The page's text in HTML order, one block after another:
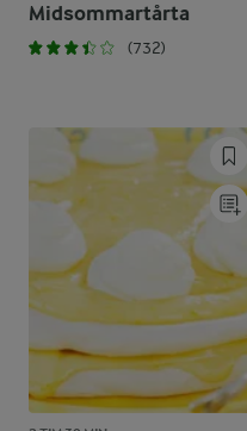
Midsommartårta
(732)